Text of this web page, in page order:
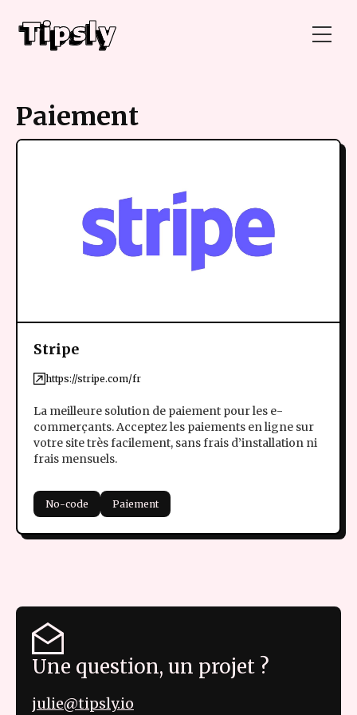
Paiement
Stripe
https://stripe.com/fr
La meilleure solution de paiement pour les e-
commerçants. Acceptez les paiements en ligne sur
votre site très facilement, sans frais d’installation ni
frais mensuels.
No-code Paiement
Une question, un projet ?
julie@tipsly.io